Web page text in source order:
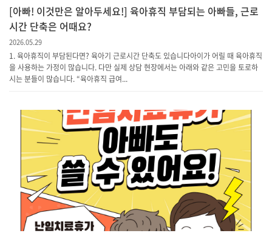
[아빠! 이것만은 알아두세요!] 육아휴직 부담되는 아빠들, 근로
시간 단축은 어때요?
2026.05.29
1. 육아휴직이 부담된다면? 육아기 근로시간 단축도 있습니다아이가 어릴 때 육아휴직
을 사용하는 가정이 많습니다. 다만 실제 상담 현장에서는 아래와 같은 고민을 토로하
시는 분들이 많습니다. “육아휴직 급여...